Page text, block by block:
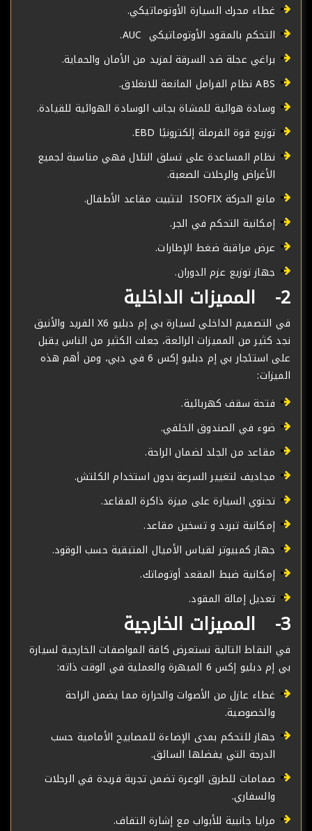
غطاء محرك السيارة الأوتوماتيكي.
التحكم بالمقود الأوتوماتيكي AUC.
براغي عجلة ضد السرقة لمزيد من الأمان والحماية.
ABS نظام الفرامل المانعة للانغلاق.
وسادة هوائية للمشاة بجانب الوسادة الهوائية للقيادة.
توزيع قوة الفرملة إلكترونيًا EBD.
نظام المساعدة على تسلق التلال فهي مناسبة لجميع
الأغراض والرحلات الصعبة.
مانع الحركة ISOFIX لتثبيت مقاعد الأطفال.
إمكانية التحكم في الجر.
عرض مراقبة ضغط الإطارات.
جهاز توزيع عزم الدوران.
2- المميزات الداخلية
في التصميم الداخلي لسيارة بي إم دبليو X6 الفريد والأنيق
نجد كثير من المميزات الرائعة، جعلت الكثير من الناس يقبل
على استئجار بي إم دبليو إكس 6 في دبي، ومن أهم هذه
الميزات:
فتحة سقف كهربائية.
ضوء في الصندوق الخلفي.
مقاعد من الجلد لضمان الراحة.
مجاديف لتغيير السرعة بدون استخدام الكلتش.
تحتوي السيارة على ميزة ذاكرة المقاعد.
إمكانية تبريد و تسخين مقاعد.
جهاز كمبيوتر لقياس الأميال المتبقية حسب الوقود.
إمكانية ضبط المقعد أوتوماتك.
تعديل إمالة المقود.
3- المميزات الخارجية
في النقاط التالية نستعرض كافة المواصفات الخارجية لسيارة
بي إم دبليو إكس 6 المبهرة والعملية في الوقت ذاته:
غطاء عازل من الأصوات والحرارة مما يضمن الراحة
والخصوصية.
جهاز للتحكم بمدى الإضاءة للمصابيح الأمامية حسب
الدرجة التي يفضلها السائق.
صمامات للطرق الوعرة تضمن تجربة فريدة في الرحلات
والسفاري.
مرايا جانبية للأبواب مع إشارة التفاف.